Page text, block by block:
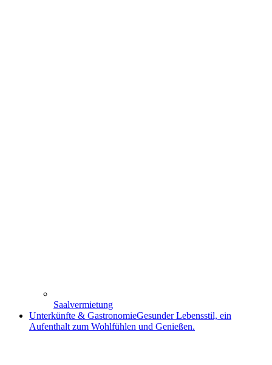
Saalvermietung
Unterkünfte & GastronomieGesunder Lebensstil, ein
Aufenthalt zum Wohlfühlen und Genießen.